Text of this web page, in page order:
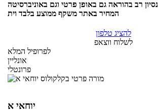
המחיר באתר משקף ממוצע בלבד וית
להציג טלפון
לשלוח ווצאפ
לפרופיל המלא
אונליין
פרונטלי
יוחאי א